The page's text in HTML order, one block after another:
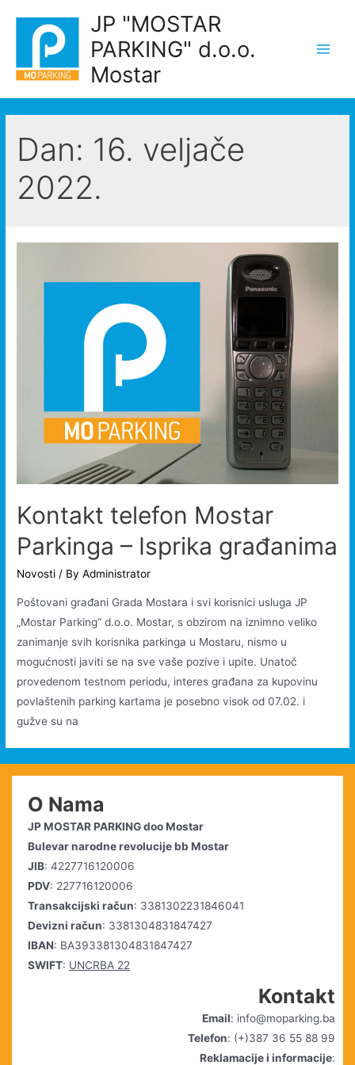
JP "MOSTAR
PARKING" d.o.o.
Mostar
Dan: 16. veljače
2022.
Kontakt telefon Mostar
Parkinga – Isprika građanima
Novosti / ByAdministrator
Poštovani građani Grada Mostara i svi korisnici usluga JP
„Mostar Parking“ d.o.o. Mostar, s obzirom na iznimno veliko
zanimanje svih korisnika parkinga u Mostaru, nismo u
mogućnosti javiti se na sve vaše pozive i upite. Unatoč
provedenom testnom periodu, interes građana za kupovinu
povlaštenih parking kartama je posebno visok od 07.02. i
gužve su na
O Nama
JP MOSTAR PARKING doo Mostar
Bulevar narodne revolucije bb Mostar
JIB: 4227716120006
PDV: 227716120006
Transakcijski račun: 3381302231846041
Devizni račun: 3381304831847427
IBAN: BA393381304831847427
SWIFT: UNCRBA 22
Kontakt
Email: info@moparking.ba
Telefon: (+)387 36 55 88 99
Reklamacije i informacije: